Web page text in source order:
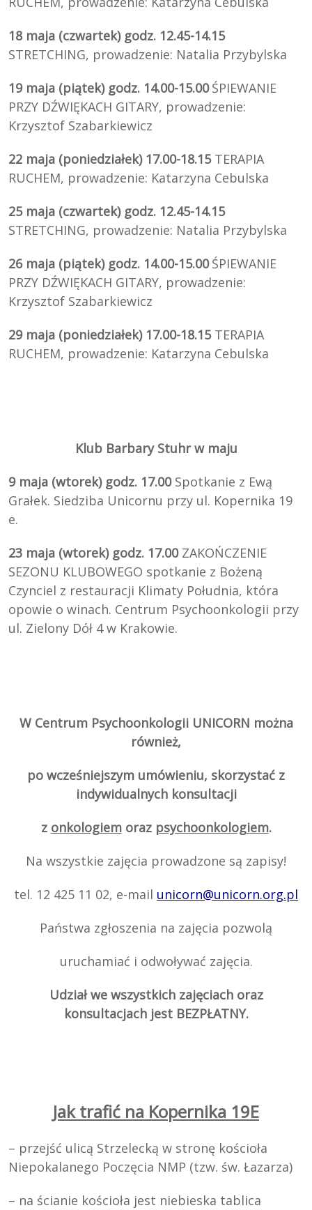
18 maja (czwartek) godz. 12.45-14.15
STRETCHING, prowadzenie: Natalia Przybylska
19 maja (piątek) godz. 14.00-15.00ŚPIEWANIE
PRZY DŹWIĘKACH GITARY, prowadzenie:
Krzysztof Szabarkiewicz
22 maja (poniedziałek) 17.00-18.15 TERAPIA
RUCHEM, prowadzenie: Katarzyna Cebulska
25 maja (czwartek) godz. 12.45-14.15
STRETCHING, prowadzenie: Natalia Przybylska
26 maja (piątek) godz. 14.00-15.00ŚPIEWANIE
PRZY DŹWIĘKACH GITARY, prowadzenie:
Krzysztof Szabarkiewicz
29 maja (poniedziałek) 17.00-18.15 TERAPIA
RUCHEM, prowadzenie: Katarzyna Cebulska
Klub Barbary Stuhr w maju
9 maja (wtorek) godz. 17.00 Spotkanie z Ewą
Grałek. Siedziba Unicornu przy ul. Kopernika 19
e.
23 maja (wtorek) godz. 17.00 ZAKOŃCZENIE
SEZONU KLUBOWEGO spotkanie z Bożeną
Czynciel z restauracji Klimaty Południa, która
opowie o winach. Centrum Psychoonkologii przy
ul. Zielony Dół 4 w Krakowie.
W Centrum Psychoonkologii UNICORN można
również,
po wcześniejszym umówieniu, skorzystać z
indywidualnych konsultacji
z onkologiemoraz psychoonkologiem.
Na wszystkie zajęcia prowadzone są zapisy!
tel. 12 425 11 02, e-mail unicorn@unicorn.org.pl
Państwa zgłoszenia na zajęcia pozwolą
uruchamiać i odwoływać zajęcia.
Udział we wszystkich zajęciach oraz
konsultacjach jest BEZPŁATNY.
Jak trafić na Kopernika 19E
– przejść ulicą Strzelecką w stronę kościoła
Niepokalanego Poczęcia NMP (tzw. św. Łazarza)
– na ścianie kościoła jest niebieska tablica